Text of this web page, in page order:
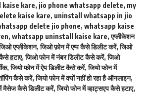
kare, jio phone whatsapp delete, my
kaise kare, uninstall whatsapp in jio
delete jio phone, whatsapp kaise
, whatsapp uninstall kaise kare,एप्लीकेशन
एप्लीकेशन,जिओ फ़ोन में एप्प कैसे डिलीट करें,जिओ
हटाए,जिओ फोन में नंबर डिलीट कैसे करें,जिओ
,जियो फोन में ऐप डिलीट कैसे करें,जियो फोन में
कैसे करें,जियो फोन में क्यों नहीं हो रहा है ऑनलाइन,
मैसेज कैसे डिलीट करें,जियो फोन में व्हाट्सएप कैसे हटाए,